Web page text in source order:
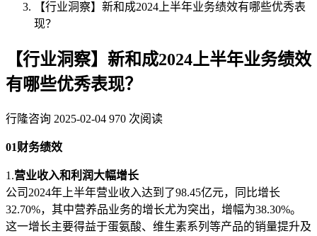
【行业洞察】新和成2024上半年业务绩效有哪些优秀表
现？
【行业洞察】新和成2024上半年业务绩效
有哪些优秀表现？
行隆咨询 2025-02-04 970 次阅读
01财务绩效
1.营业收入和利润大幅增长
公司2024年上半年营业收入达到了98.45亿元，同比增长
32.70%，其中营养品业务的增长尤为突出，增幅为38.30%。
这一增长主要得益于蛋氨酸、维生素系列等产品的销量提升及